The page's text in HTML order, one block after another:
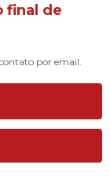
final de
por email.